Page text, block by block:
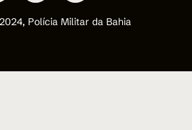
Polícia Militar da Bahia